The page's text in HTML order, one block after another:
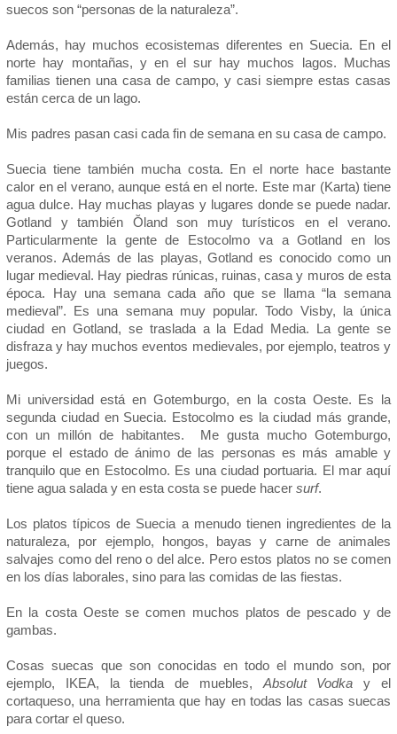
suecos son “personas de la naturaleza”.
Además, hay muchos ecosistemas diferentes en Suecia. En el
norte hay montañas, y en el sur hay muchos lagos. Muchas
familias tienen una casa de campo, y casi siempre estas casas
están cerca de un lago.
Mis padres pasan casi cada fin de semana en su casa de campo.
Suecia tiene también mucha costa. En el norte hace bastante
calor en el verano, aunque está en el norte. Este mar (Karta) tiene
agua dulce. Hay muchas playas y lugares donde se puede nadar.
Gotland y también Ŏland son muy turísticos en el verano.
Particularmente la gente de Estocolmo va a Gotland en los
veranos. Además de las playas, Gotland es conocido como un
lugar medieval. Hay piedras rúnicas, ruinas, casa y muros de esta
época. Hay una semana cada año que se llama “la semana
medieval”. Es una semana muy popular. Todo Visby, la única
ciudad en Gotland, se traslada a la Edad Media. La gente se
disfraza y hay muchos eventos medievales, por ejemplo, teatros y
juegos.
Mi universidad está en Gotemburgo, en la costa Oeste. Es la
segunda ciudad en Suecia. Estocolmo es la ciudad más grande,
con un millón de habitantes. Me gusta mucho Gotemburgo,
porque el estado de ánimo de las personas es más amable y
tranquilo que en Estocolmo. Es una ciudad portuaria. El mar aquí
tiene agua salada y en esta costa se puede hacer surf.
Los platos típicos de Suecia a menudo tienen ingredientes de la
naturaleza, por ejemplo, hongos, bayas y carne de animales
salvajes como del reno o del alce. Pero estos platos no se comen
en los días laborales, sino para las comidas de las fiestas.
En la costa Oeste se comen muchos platos de pescado y de
gambas.
Cosas suecas que son conocidas en todo el mundo son, por
ejemplo, IKEA, la tienda de muebles, AbsolutVodka y el
cortaqueso, una herramienta que hay en todas las casas suecas
para cortar el queso.